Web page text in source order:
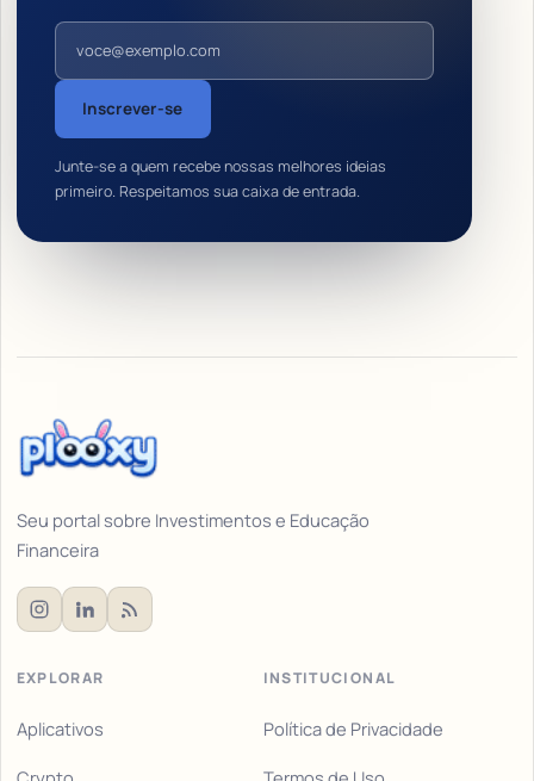
Endereço de e-mail
Inscrever-se
Junte-se a quem recebe nossas melhores ideias
primeiro. Respeitamos sua caixa de entrada.
Seu portal sobre Investimentos e Educação
Financeira
EXPLORAR
Aplicativos
INSTITUCIONAL
Política de Privacidade